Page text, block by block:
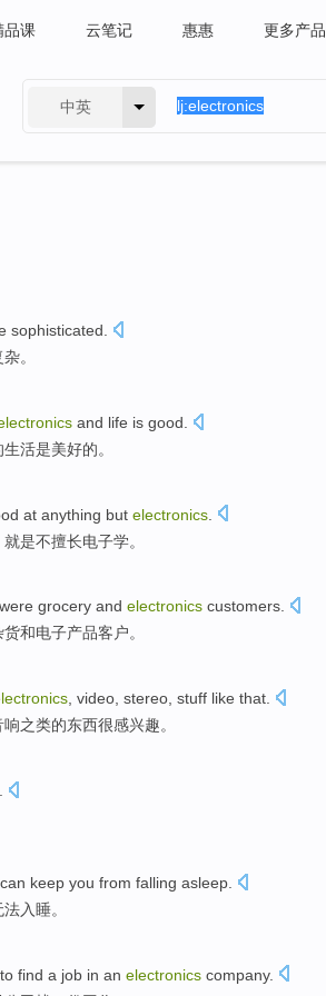
品课 云笔记 惠惠 更多产品
中英
sophisticated
杂。
and life is good
生活是美好的。
at anything but electronics
就是不擅长电子学。
were grocery and electronics customers.
货和电子产品客户。
video stereo stuff like that.
响之类的东西很感兴趣。
can keep you from falling asleep
入睡。
find a job in an electronics company.